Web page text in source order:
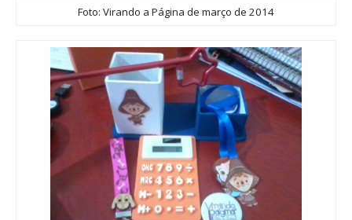
Foto: Virando a Página de março de 2014